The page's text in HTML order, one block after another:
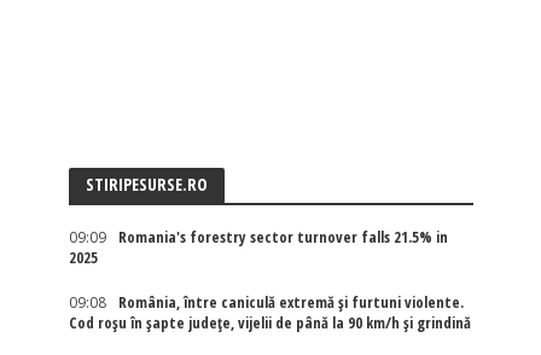
STIRIPESURSE.RO
09:09
Romania's forestry sector turnover falls 21.5% in
2025
09:08
România, între caniculă extremă și furtuni violente.
Cod roșu în șapte județe, vijelii de până la 90 km/h și grindină